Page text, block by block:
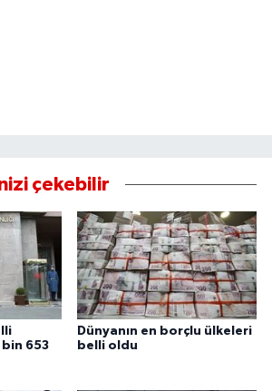
çekebilir
653
Dünyanın en borçlu ülkeleri
belli oldu